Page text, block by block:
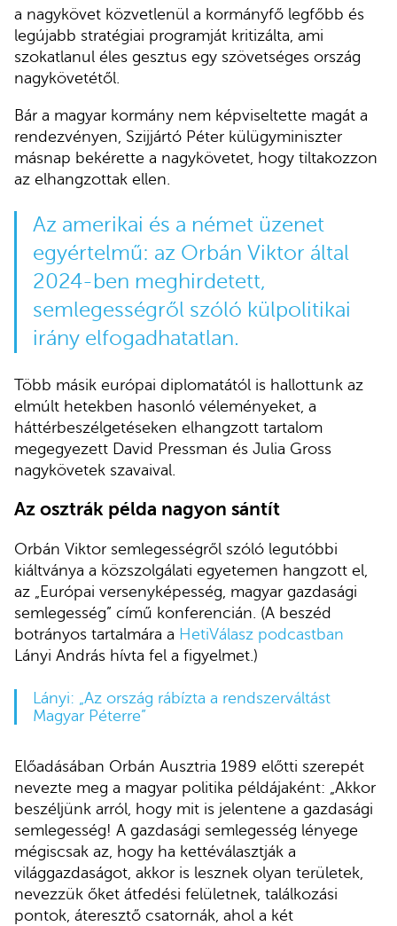
a nagykövet közvetlenül a kormányfő legfőbb és
legújabb stratégiai programját kritizálta, ami
szokatlanul éles gesztus egy szövetséges ország
nagykövetétől.
Bár a magyar kormány nem képviseltette magát a
rendezvényen, Szijjártó Péter külügyminiszter
másnap bekérette a nagykövetet, hogy tiltakozzon
az elhangzottak ellen.
Az amerikai és a német üzenet
egyértelmű: az Orbán Viktor által
2024-ben meghirdetett,
semlegességről szóló külpolitikai
irány elfogadhatatlan.
Több másik európai diplomatától is hallottunk az
elmúlt hetekben hasonló véleményeket, a
háttérbeszélgetéseken elhangzott tartalom
megegyezett David Pressman és Julia Gross
nagykövetek szavaival.
Az osztrák példa nagyon sántít
Orbán Viktor semlegességről szóló legutóbbi
kiáltványa a közszolgálati egyetemen hangzott el,
az „Európai versenyképesség, magyar gazdasági
semlegesség” című konferencián. (A beszéd
botrányos tartalmára a HetiVálasz podcastban
Lányi András hívta fel a figyelmet.)
Lányi: „Az ország rábízta a rendszerváltást
Magyar Péterre”
Előadásában Orbán Ausztria 1989 előtti szerepét
nevezte meg a magyar politika példájaként: „Akkor
beszéljünk arról, hogy mit is jelentene a gazdasági
semlegesség! A gazdasági semlegesség lényege
mégiscsak az, hogy ha kettéválasztják a
világgazdaságot, akkor is lesznek olyan területek,
nevezzük őket átfedési felületnek, találkozási
pontok, áteresztő csatornák, ahol a két